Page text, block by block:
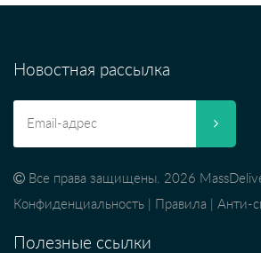
Новостная рассылка
Все права защищены. 2026
Конфиденциальность
Правила Анти-
Полезные ссылки